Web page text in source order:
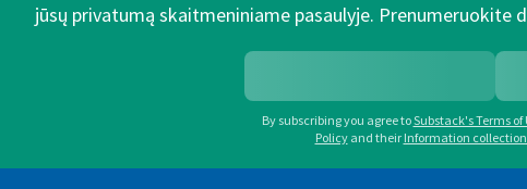
jūsų privatumą skaitmeniniame pasaulyje.
By subscribing you agree toSubstack's Terms of
Policy and their Information